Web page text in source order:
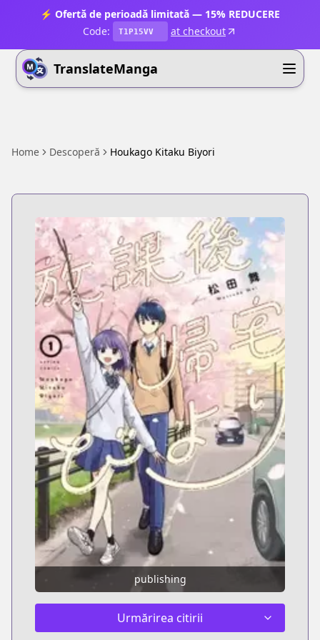
⚡ Ofertă de perioadă limitată — 15% REDUCERE
Code:
T1P15VV at checkout
TranslateManga
Home Descoperă Houkago Kitaku Biyori
publishing
Urmărirea citirii